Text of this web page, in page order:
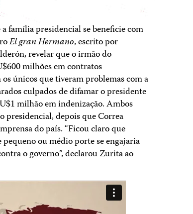
família presidencial se beneficie com
El gran Hermano, escrito por
revelar que o irmão do
milhões em contratos
únicos que tiveram problemas com a
culpados de difamar o presidente
milhão em indenização. Ambos
depois que Correa
do país. “Ficou claro que
ou médio porte se engajaria
o governo”, declarou Zurita ao